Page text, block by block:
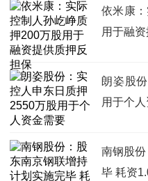
依米康
用于融
朗姿股
用于个
南钢股
毕 耗资